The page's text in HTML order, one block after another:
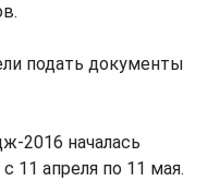
подать документы
2016 началась
11 апреля по 11 мая.